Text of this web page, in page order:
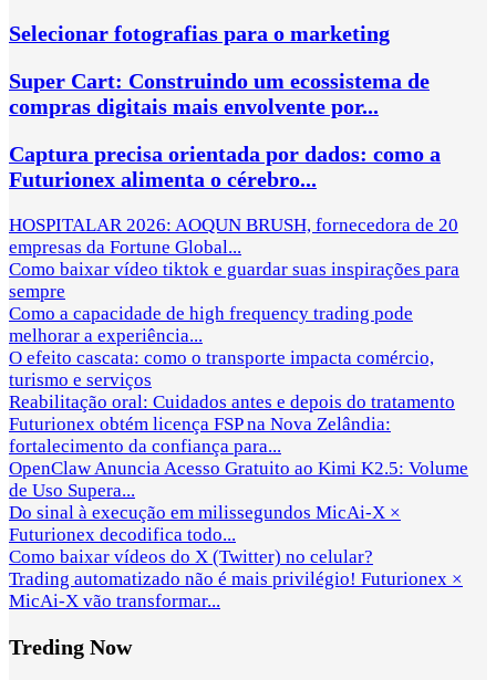
Selecionar fotografias para o marketing
Super Cart: Construindo um ecossistema de
compras digitais mais envolvente por...
Captura precisa orientada por dados: como a
Futurionex alimenta o cérebro...
HOSPITALAR 2026: AOQUN BRUSH, fornecedora de 20
empresas da Fortune Global...
Como baixar vídeo tiktok e guardar suas inspirações para
sempre
Como a capacidade de high frequency trading pode
melhorar a experiência...
O efeito cascata: como o transporte impacta comércio,
turismo e serviços
Reabilitação oral: Cuidados antes e depois do tratamento
Futurionex obtém licença FSP na Nova Zelândia:
fortalecimento da confiança para...
OpenClaw Anuncia Acesso Gratuito ao Kimi K2.5: Volume
de Uso Supera...
Do sinal à execução em milissegundos MicAi-X ×
Futurionex decodifica todo...
Como baixar vídeos do X (Twitter) no celular?
Trading automatizado não é mais privilégio! Futurionex ×
MicAi-X vão transformar...
Treding Now